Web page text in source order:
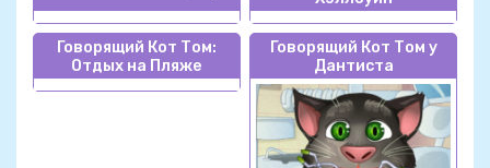
Говорящий Кот Том:
Отдых на Пляже
Говорящий Кот Том у
Дантиста